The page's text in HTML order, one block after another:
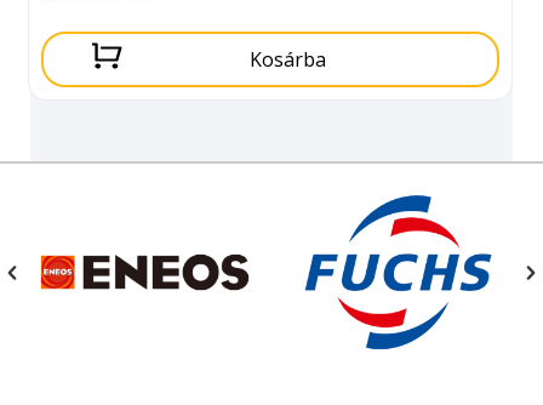
Kosárba